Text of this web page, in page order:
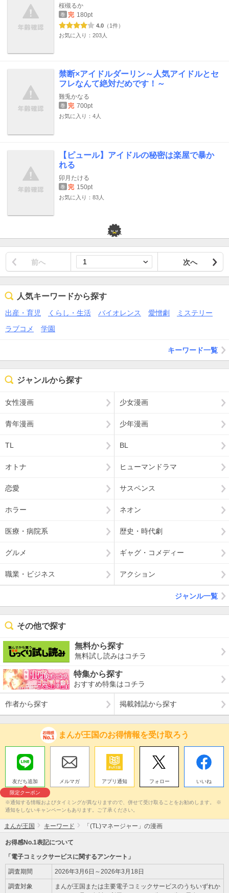
桜槻るか
巻 完 180pt
4.0 （1件）
お気に入り：203人
禁断×アイドルダーリン～人気アイドルとセ
フレなんて絶対だめです！～
難兎かなる
巻 完 700pt
お気に入り：4人
【ピュール】アイドルの秘密は楽屋で暴か
れる
卯月たける
巻 完 150pt
お気に入り：83人
前へ 次へ
人気キーワードから探す
出産・育児 くらし・生活 バイオレンス 愛憎劇
ミステリー
ラブコメ
学園
キーワード一覧
ジャンルから探す
女性漫画 少女漫画
青年漫画 少年漫画
TL BL
オトナ ヒューマンドラマ
恋愛 サスペンス
ホラー ネオン
医療・病院系 歴史・時代劇
グルメ ギャグ・コメディー
職業・ビジネス アクション
ジャンル一覧
その他で探す
無料から探す
無料試し読みはコチラ
特集から探す
おすすめ特集はコチラ
作者から探す 掲載雑誌から探す
まんが王国のお得情報を受け取ろう
友だち追加
限定クーポン
メルマガ アプリ通知 フォロー いいね
※通知する情報およびタイミングが異なりますので、併せて受け取ることをお勧めします。 ※
通知をしないキャンペーンもあります。ご了承ください。
まんが王国 キーワード 「(TL)マネージャー」の漫画
お得感No.1表記について
「電子コミックサービスに関するアンケート」
調査期間 2026年3月6日～2026年3月18日
調査対象
まんが王国または主要電子コミックサービスのうちいずれか